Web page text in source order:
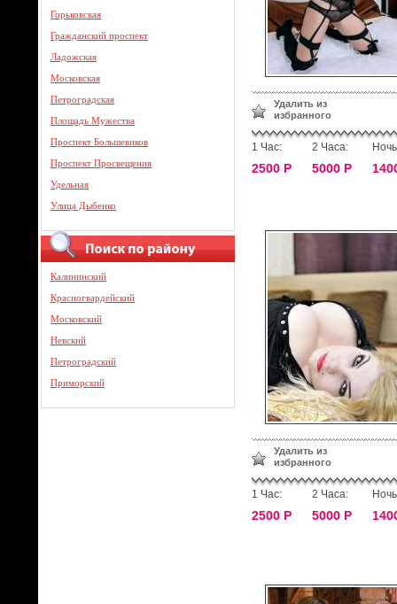
Горьковская
Гражданский проспект
Ладожская
Московская
Петроградская
Площадь Мужества
Проспект Большевиков
Проспект Просвещения
Удельная
Улица Дыбенко
Калининский
Красногвардейский
Московский
Невский
Петроградский
Приморский
Удалить из
избранного
1 Час:
2500 Р
2 Часа:
5000 Р
Удалить из
избранного
1 Час:
2500 Р
2 Часа:
5000 Р